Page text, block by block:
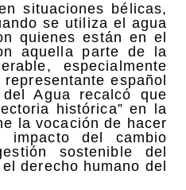
situaciones bélicas,
se utiliza el agua
quienes están en el
aquella parte de la
especialmente
español
Agua recalcó que
histórica” en la
la vocación de hacer
impacto del cambio
sostenible del
derecho humano del